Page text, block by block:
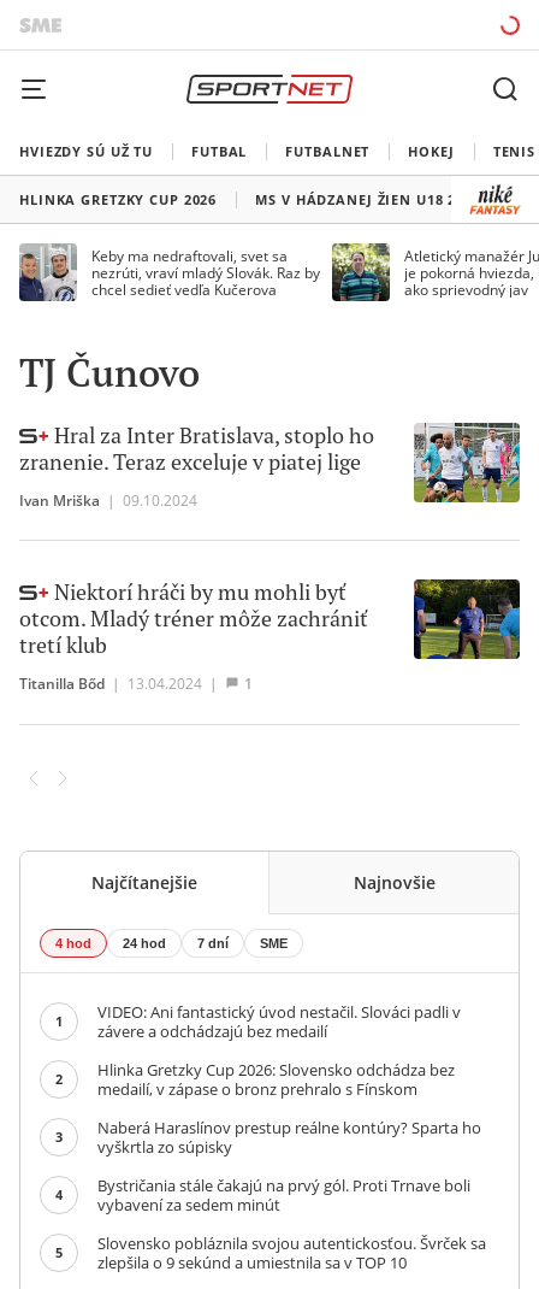
HVIEZDY SÚ UŽ TU FUTBAL FUTBALNET HOKEJ TENIS
HLINKA GRETZKY CUP 2026 MS V HÁDZANEJ ŽIEN U18 2026
Keby ma nedraftovali, svet sa
nezrúti, vraví mladý Slovák. Raz by
chcel sedieť vedľa Kučerova
Atletický manažér
je pokorná
ako sprievodný jav
TJ Čunovo
Hral za Inter Bratislava, stoplo ho
zranenie. Teraz exceluje v piatej lige
Ivan Mriška | 09.10.2024
Niektorí hráči by mu mohli byť
otcom. Mladý tréner môže zachrániť
tretí klub
Titanilla Bőd | 13.04.2024 | 1
Najčítanejšie Najnovšie
4 hod 24 hod 7 dní SME
1
VIDEO: Ani fantastický úvod nestačil. Slováci padli v
závere a odchádzajú bez medailí
2
Hlinka Gretzky Cup 2026: Slovensko odchádza bez
medailí, v zápase o bronz prehralo s Fínskom
3
Naberá Haraslínov prestup reálne kontúry? Sparta ho
vyškrtla zo súpisky
4
Bystričania stále čakajú na prvý gól. Proti Trnave boli
vybavení za sedem minút
5
Slovensko pobláznila svojou autentickosťou. Švrček sa
zlepšila o 9 sekúnd a umiestnila sa v TOP 10